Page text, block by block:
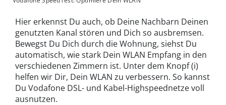
Hier erkennst Du auch, ob Deine Nachbarn Deinen
genutzten Kanal stören und Dich so ausbremsen.
Bewegst Du Dich durch die Wohnung, siehst Du
automatisch, wie stark Dein WLAN Empfang in den
verschiedenen Zimmern ist. Unter dem Knopf (i)
helfen wir Dir, Dein WLAN zu verbessern. So kannst
Du Vodafone DSL- und Kabel-Highspeednetze voll
ausnutzen.